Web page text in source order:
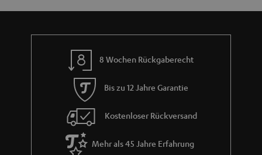
n
8 Wochen Rückgaberecht
Bis zu 12 Jahre Garantie
Kostenloser Rückversand
Mehr als 45 Jahre Erfahrung